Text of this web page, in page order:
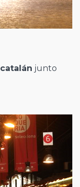
catalán junto